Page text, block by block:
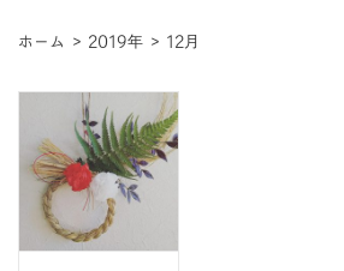
ホーム > 2019年 > 12月